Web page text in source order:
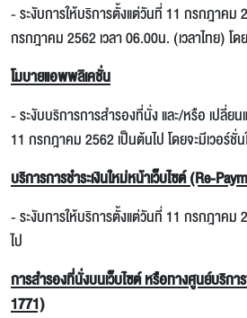
- ระงับการให้บริการตั้งแต่วันที่ 11 กรกฎาคม
กรกฎาคม 2562 เวลา 06.00น. (เวลาไทย) โ
โมบายแอพพลิเคชั่น
- ระงับบริการการสำรองที่นั่ง และ/หรือ เปลี่ย
11 กรกฎาคม 2562 เป็นต้นไป โดยจะมีเวอร์ชั่
บริการการชำระเงินใหม่หน้าเว็บไซต์ (Re-
- ระงับการให้บริการตั้งแต่วันที่ 11 กรกฎาคม
ไป
การสำรองที่นั่งบนเว็บไซต์ หรือทางศูนย์บริก
1771)